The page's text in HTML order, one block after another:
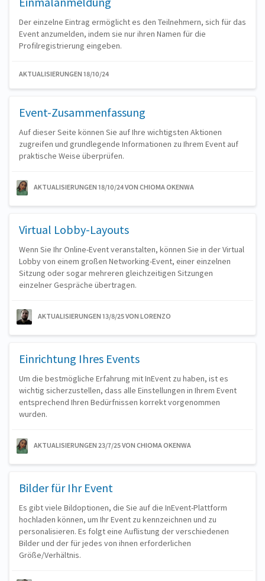
Der einzelne Eintrag ermöglicht es den Teilnehmern, sich für das
Event anzumelden, indem sie nur ihren Namen für die
Profilregistrierung eingeben.
AKTUALISIERUNGEN 18/10/24
Event-Zusammenfassung
Auf dieser Seite können Sie auf Ihre wichtigsten Aktionen
zugreifen und grundlegende Informationen zu Ihrem Event auf
praktische Weise überprüfen.
AKTUALISIERUNGEN 18/10/24VON CHIOMA OKENWA
Virtual Lobby-Layouts
Wenn Sie Ihr Online-Event veranstalten, können Sie in der Virtual
Lobby von einem großen Networking-Event, einer einzelnen
Sitzung oder sogar mehreren gleichzeitigen Sitzungen
einzelner Gespräche übertragen.
AKTUALISIERUNGEN 13/8/25VON LORENZO
Einrichtung Ihres Events
Um die bestmögliche Erfahrung mit InEvent zu haben, ist es
wichtig sicherzustellen, dass alle Einstellungen in Ihrem Event
entsprechend Ihren Bedürfnissen korrekt vorgenommen
wurden.
AKTUALISIERUNGEN 23/7/25VON CHIOMA OKENWA
Bilder für Ihr Event
Es gibt viele Bildoptionen, die Sie auf die InEvent-Plattform
hochladen können, um Ihr Event zu kennzeichnen und zu
personalisieren. Es folgt eine Auflistung der verschiedenen
Bilder und der für jedes von ihnen erforderlichen
Größe/Verhältnis.